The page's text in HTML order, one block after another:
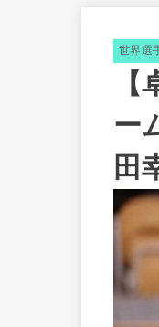
世界選
ー
田